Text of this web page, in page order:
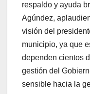
respaldo y ayuda
Agúndez,
visión del
municipio, ya que
dependen cientos
gestión del
sensible hacia la